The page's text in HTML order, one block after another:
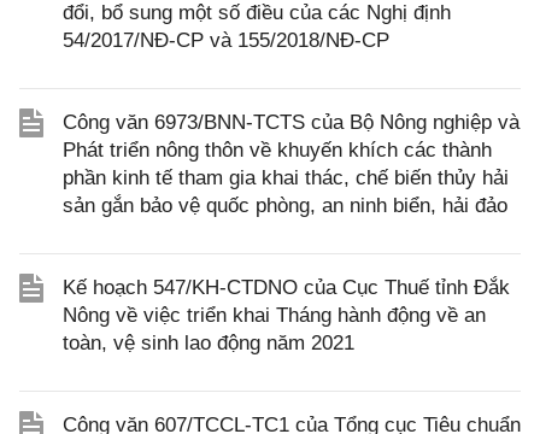
đổi, bổ sung một số điều của các Nghị định
54/2017/NĐ-CP và 155/2018/NĐ-CP
Công văn 6973/BNN-TCTS của Bộ Nông nghiệp và
Phát triển nông thôn về khuyến khích các thành
phần kinh tế tham gia khai thác, chế biến thủy hải
sản gắn bảo vệ quốc phòng, an ninh biển, hải đảo
Kế hoạch 547/KH-CTDNO của Cục Thuế tỉnh Đắk
Nông về việc triển khai Tháng hành động về an
toàn, vệ sinh lao động năm 2021
Công văn 607/TCCL-TC1 của Tổng cục Tiêu chuẩn